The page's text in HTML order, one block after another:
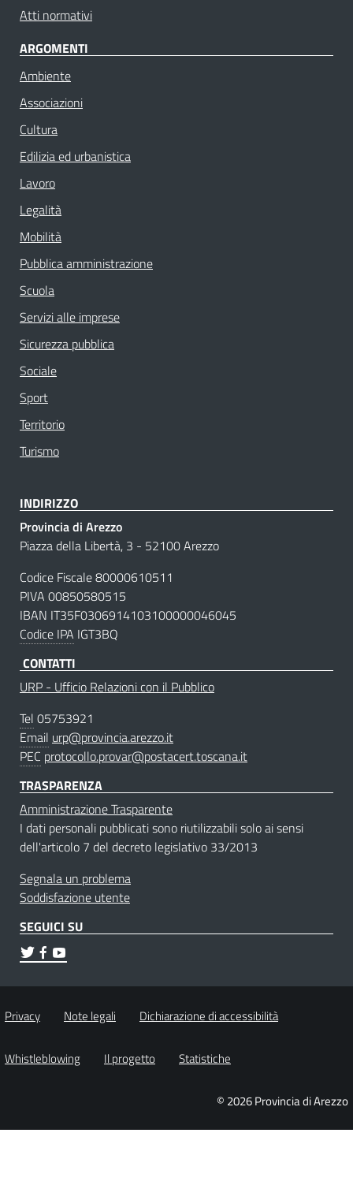
Atti normativi
ARGOMENTI
Ambiente
Associazioni
Cultura
Edilizia ed urbanistica
Lavoro
Legalità
Mobilità
Pubblica amministrazione
Scuola
Servizi alle imprese
Sicurezza pubblica
Sociale
Sport
Territorio
Turismo
INDIRIZZO
Provincia di Arezzo
Piazza della Libertà, 3 - 52100 Arezzo
Codice Fiscale 80000610511
PIVA 00850580515
IBAN IT35F0306914103100000046045
Codice IPA IGT3BQ
CONTATTI
URP - Ufficio Relazioni con il Pubblico
Tel 05753921
Email urp@provincia.arezzo.it
PEC protocollo.provar@postacert.toscana.it
TRASPARENZA
Amministrazione Trasparente
I dati personali pubblicati sono riutilizzabili solo ai sensi
dell'articolo 7 del decreto legislativo 33/2013
Segnala un problema
Soddisfazione utente
SEGUICI SU
Privacy Note legali Dichiarazione di accessibilità
Whistleblowing Il progetto Statistiche
© 2026 Provincia di Arezzo